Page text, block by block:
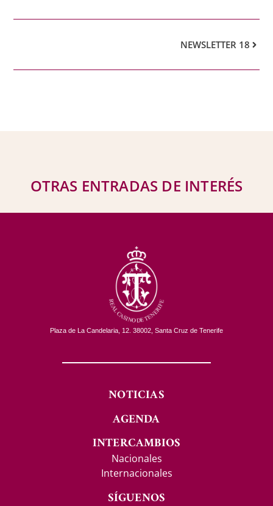
NEWSLETTER 18
OTRAS ENTRADAS DE INTERÉS
Plaza de La Candelaria, 12. 38002, Santa Cruz de Tenerife
NOTICIAS
AGENDA
INTERCAMBIOS
Nacionales
Internacionales
SÍGUENOS